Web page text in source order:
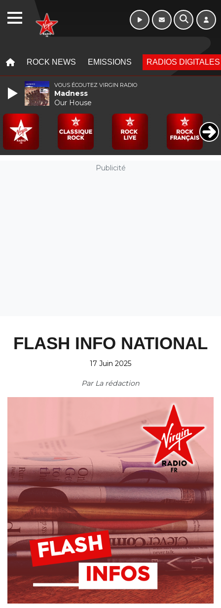
ROCK NEWS EMISSIONS RADIOS DIGITALES
Publicité
FLASH INFO NATIONAL
17 Juin 2025
Par La rédaction
VOUS ÉCOUTEZ VIRGIN RADIO
Madness
Our House
WEBRADIO 16h - 20h